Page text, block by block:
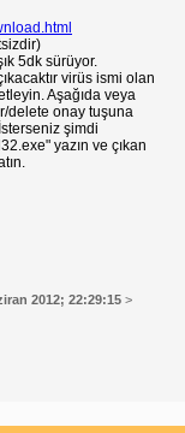
5dk sürüyor.
virüs ismi olan
Aşağıda veya
delete onay tuşuna
şimdi
yazın ve çıkan
2012; 22:29:15 >